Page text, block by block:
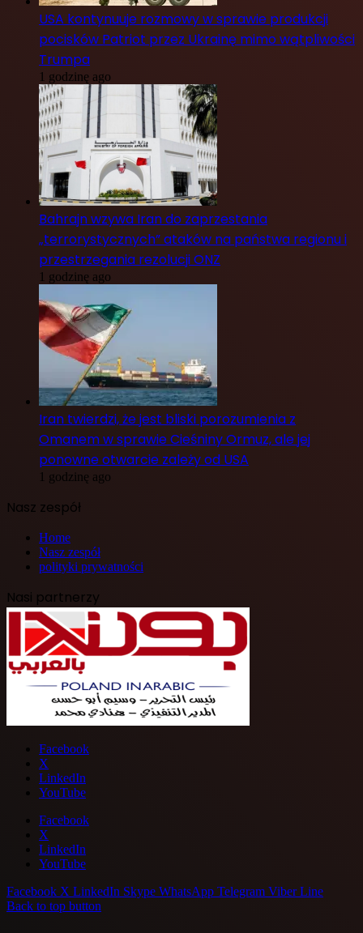
USA kontynuuje rozmowy w sprawie produkcji
pocisków Patriot przez Ukrainę mimo wątpliwości
Trumpa
1 godzinę ago
Bahrajn wzywa Iran do zaprzestania
„terrorystycznych” ataków na państwa regionu i
przestrzegania rezolucji ONZ
1 godzinę ago
Iran twierdzi, że jest bliski porozumienia z
Omanem w sprawie Cieśniny Ormuz, ale jej
ponowne otwarcie zależy od USA
1 godzinę ago
Nasz zespół
Home
Nasz zespół
polityki prywatności
Nasi partnerzy
Facebook
X
LinkedIn
YouTube
Facebook
X
LinkedIn
YouTube
Facebook X LinkedIn Skype WhatsApp Telegram Viber Line
Back to top button